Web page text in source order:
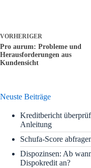
VORHERIGER
Pro aurum: Probleme und
Herausforderungen aus
Kundensicht
Neuste Beiträge
Kreditbericht
Anleitung
Schufa-Score
Dispozinsen: Ab
Dispokredit an?